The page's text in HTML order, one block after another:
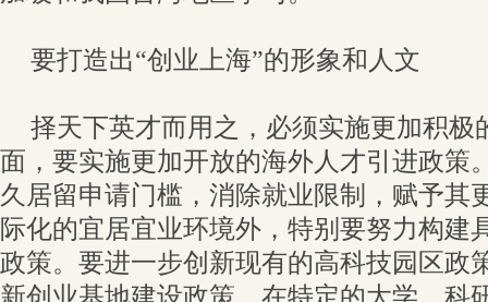
要打造出“创业上海”的形象和人文
择天下英才而用之，必须实施更加积极
面，要实施更加开放的海外人才引进政策
久居留申请门槛，消除就业限制，赋予其
际化的宜居宜业环境外，特别要努力构建
政策。要进一步创新现有的高科技园区政